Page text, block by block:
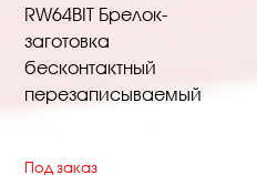
RW64BIT Брелок-
заготовка
бесконтактный
перезаписываемый
Под заказ